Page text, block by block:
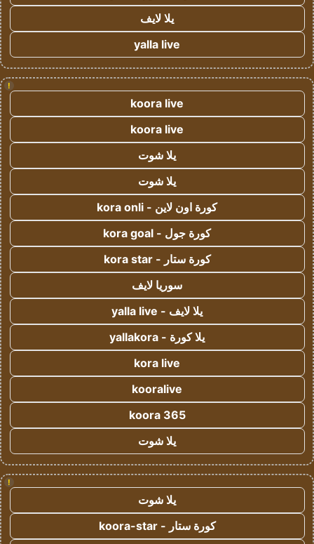
يلا لايف
yalla live
!
koora live
koora live
يلا شوت
يلا شوت
كورة اون لاين - kora onli
كورة جول - kora goal
كورة ستار - kora star
سوريا لايف
يلا لايف - yalla live
يلا كورة - yallakora
kora live
kooralive
koora 365
يلا شوت
!
يلا شوت
كورة ستار - koora-star